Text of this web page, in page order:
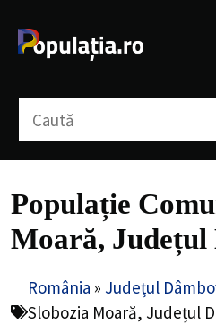
conținut
Populație
Moară, Județul
România » Județul
Slobozia Moară, Județul